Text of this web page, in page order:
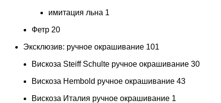
имитация льна 1
Фетр 20
Эксклюзив: ручное окрашивание 101
Вискоза Steiff Schulte ручное окрашивание 30
Вискоза Hembold ручное окрашивание 43
Вискоза Италия ручное окрашивание 1